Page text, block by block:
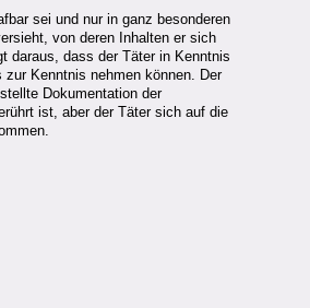
sei und nur in ganz besonderen
von deren Inhalten er sich
daraus, dass der Täter in Kenntnis
Kenntnis nehmen können. Der
Dokumentation der
ist, aber der Täter sich auf die